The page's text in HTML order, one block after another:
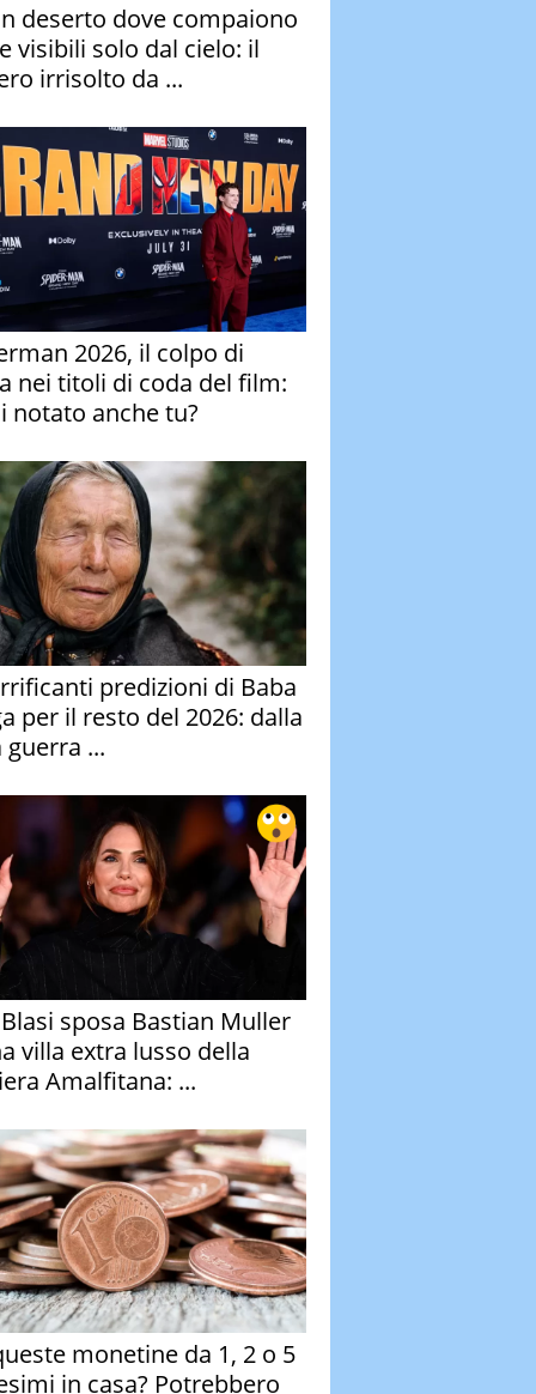
deserto dove compaiono
visibili solo dal cielo: il
irrisolto da ...
2026, il colpo di
nei titoli di coda del film:
notato anche tu?
predizioni di Baba
per il resto del 2026: dalla
guerra ...
sposa Bastian Muller
villa extra lusso della
Amalfitana: ...
monetine da 1, 2 o 5
in casa? Potrebbero